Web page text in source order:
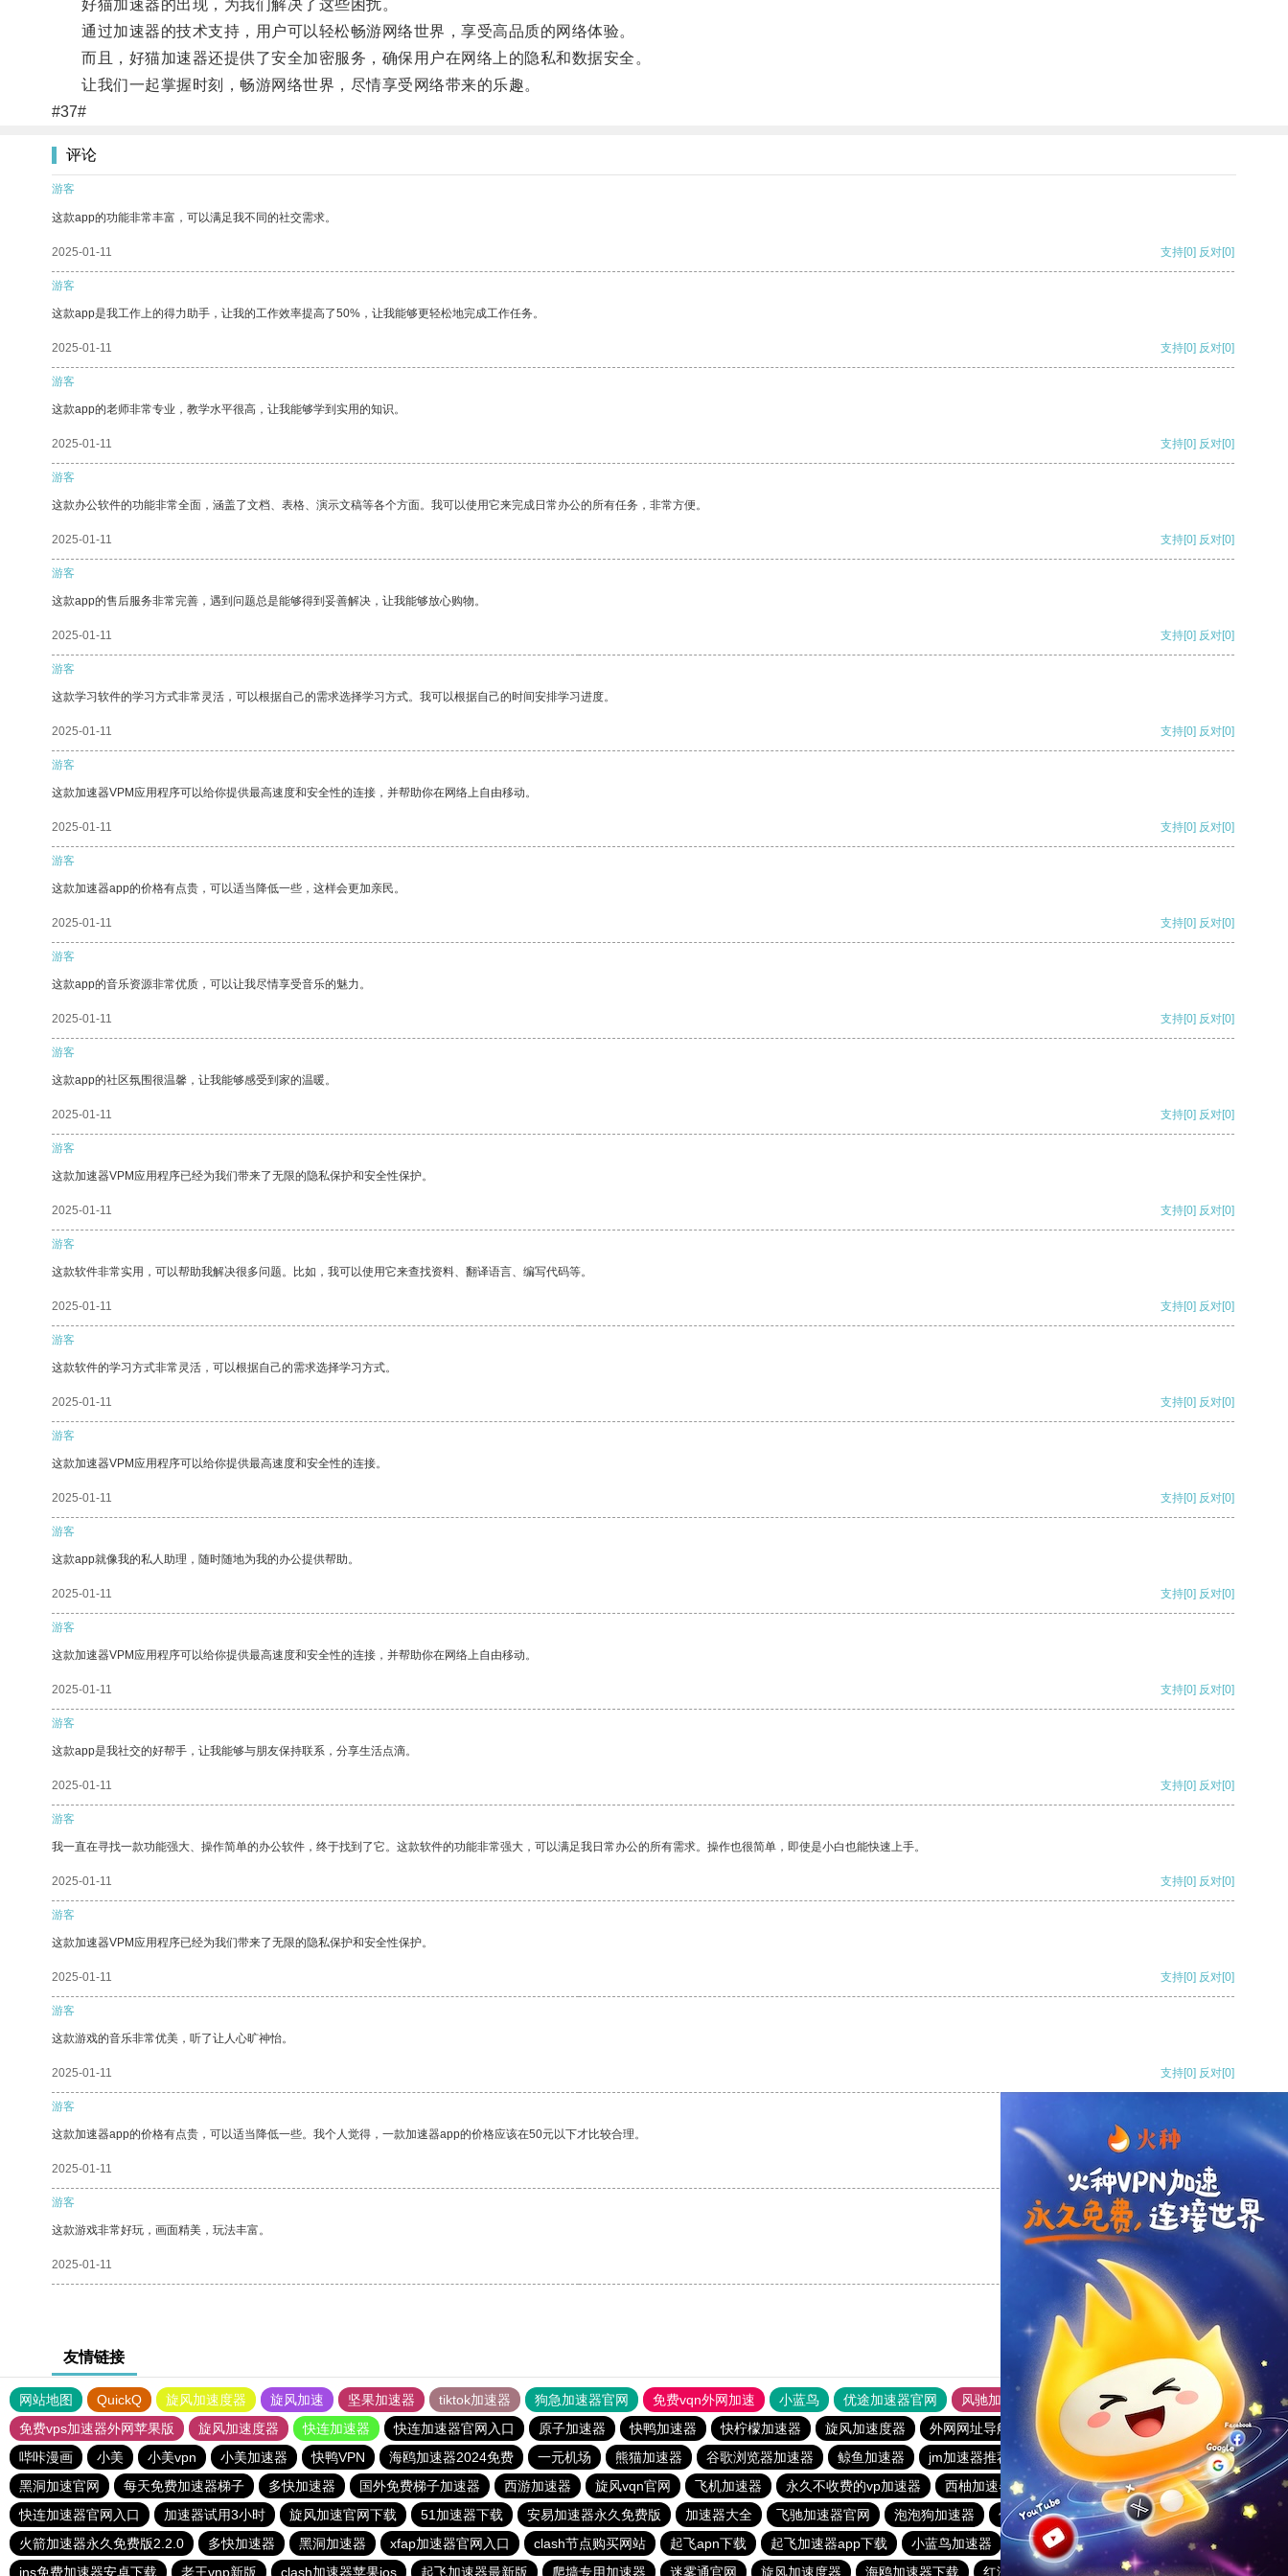
好猫加速器的出现，为我们解决了这些困扰。
通过加速器的技术支持，用户可以轻松畅游网络世界，享受高品质的网络体验。
而且，好猫加速器还提供了安全加密服务，确保用户在网络上的隐私和数据安全。
让我们一起掌握时刻，畅游网络世界，尽情享受网络带来的乐趣。
#37#
评论
游客
这款app的功能非常丰富，可以满足我不同的社交需求。
2025-01-11 支持[0] 反对[0]
游客
这款app是我工作上的得力助手，让我的工作效率提高了50%，让我能够更轻松地完成工作任务。
2025-01-11 支持[0] 反对[0]
游客
这款app的老师非常专业，教学水平很高，让我能够学到实用的知识。
2025-01-11 支持[0] 反对[0]
游客
这款办公软件的功能非常全面，涵盖了文档、表格、演示文稿等各个方面。我可以使用它来完成日常办公的所有任务，非常方便。
2025-01-11 支持[0] 反对[0]
游客
这款app的售后服务非常完善，遇到问题总是能够得到妥善解决，让我能够放心购物。
2025-01-11 支持[0] 反对[0]
游客
这款学习软件的学习方式非常灵活，可以根据自己的需求选择学习方式。我可以根据自己的时间安排学习进度。
2025-01-11 支持[0] 反对[0]
游客
这款加速器VPM应用程序可以给你提供最高速度和安全性的连接，并帮助你在网络上自由移动。
2025-01-11 支持[0] 反对[0]
游客
这款加速器app的价格有点贵，可以适当降低一些，这样会更加亲民。
2025-01-11 支持[0] 反对[0]
游客
这款app的音乐资源非常优质，可以让我尽情享受音乐的魅力。
2025-01-11 支持[0] 反对[0]
游客
这款app的社区氛围很温馨，让我能够感受到家的温暖。
2025-01-11 支持[0] 反对[0]
游客
这款加速器VPM应用程序已经为我们带来了无限的隐私保护和安全性保护。
2025-01-11 支持[0] 反对[0]
游客
这款软件非常实用，可以帮助我解决很多问题。比如，我可以使用它来查找资料、翻译语言、编写代码等。
2025-01-11 支持[0] 反对[0]
游客
这款软件的学习方式非常灵活，可以根据自己的需求选择学习方式。
2025-01-11 支持[0] 反对[0]
游客
这款加速器VPM应用程序可以给你提供最高速度和安全性的连接。
2025-01-11 支持[0] 反对[0]
游客
这款app就像我的私人助理，随时随地为我的办公提供帮助。
2025-01-11 支持[0] 反对[0]
游客
这款加速器VPM应用程序可以给你提供最高速度和安全性的连接，并帮助你在网络上自由移动。
2025-01-11 支持[0] 反对[0]
游客
这款app是我社交的好帮手，让我能够与朋友保持联系，分享生活点滴。
2025-01-11 支持[0] 反对[0]
游客
我一直在寻找一款功能强大、操作简单的办公软件，终于找到了它。这款软件的功能非常强大，可以满足我日常办公的所有需求。操作也很简单，即使是小白也能快速上手。
2025-01-11 支持[0] 反对[0]
游客
这款加速器VPM应用程序已经为我们带来了无限的隐私保护和安全性保护。
2025-01-11 支持[0] 反对[0]
游客
这款游戏的音乐非常优美，听了让人心旷神怡。
2025-01-11 支持[0] 反对[0]
游客
这款加速器app的价格有点贵，可以适当降低一些。我个人觉得，一款加速器app的价格应该在50元以下才比较合理。
2025-01-11 支持 反对
游客
这款游戏非常好玩，画面精美，玩法丰富。
2025-01-11 [0]
友情链接
网站地图 QuickQ 旋风加速度器 旋风加速 坚果加速器 tiktok加速器 狗急加速器官网 免费vqn外网加速 小蓝鸟 优途加速器官网 风驰加速器
旋风加速器
免费vps加速器外网苹果版
旋风加速度器 快连加速器 快连加速器官网入口 原子加速器 快鸭加速器 快柠檬加速器 旋风加速度器 外网网址导航 软件中心 雷霆加速
狂飙加速器
哔咔漫画
小美 小美vpn 小美加速器 快鸭VPN 海鸥加速器2024免费 一元机场 熊猫加速器 谷歌浏览器加速器 鲸鱼加速器 jm加速器推荐 黑洞vqn加速
快连
黑洞加速官网
每天免费加速器梯子 多快加速器 国外免费梯子加速器 西游加速器 旋风vqn官网 飞机加速器 永久不收费的vp加速器 西柚加速器
安心加速器下载官网
快连加速器官网入口
加速器试用3小时 旋风加速官网下载 51加速器下载 安易加速器永久免费版 加速器大全 飞驰加速器官网 泡泡狗加速器
佛跳墙vp官方下载2024
火箭加速器永久免费版2.2.0
多快加速器 黑洞加速器 xfap加速器官网入口 clash节点购买网站 起飞apn下载 起飞加速器app下载 小蓝鸟加速器 778加速器
谷歌加速器
ins免费加速器安卓下载
老王vnp新版 clash加速器苹果ios 起飞加速器最新版 爬墙专用加速器 迷雾通官网 旋风加速度器 海鸥加速器下载 红海pro 性价比机场clash官网